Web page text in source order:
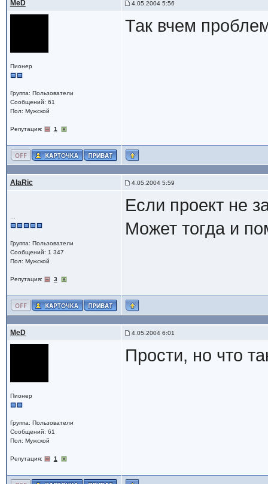
MeD 4.05.2004 5:56
Пионер
Группа: Пользователи
Сообщений: 61
Пол: Мужской
Репутация: 1
Так вчем
AlaRic 4.05.2004 5:59
Группа: Пользователи
Сообщений: 1 347
Пол: Мужской
Репутация: 3
Если проект не
Может тогда и
MeD 4.05.2004 6:01
Пионер
Группа: Пользователи
Сообщений: 61
Пол: Мужской
Репутация: 1
Прости, но что